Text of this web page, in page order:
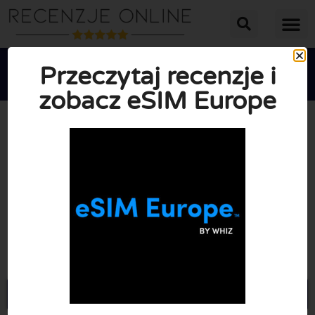
 
Przeczytaj recenzje i
zobacz eSIM Europe